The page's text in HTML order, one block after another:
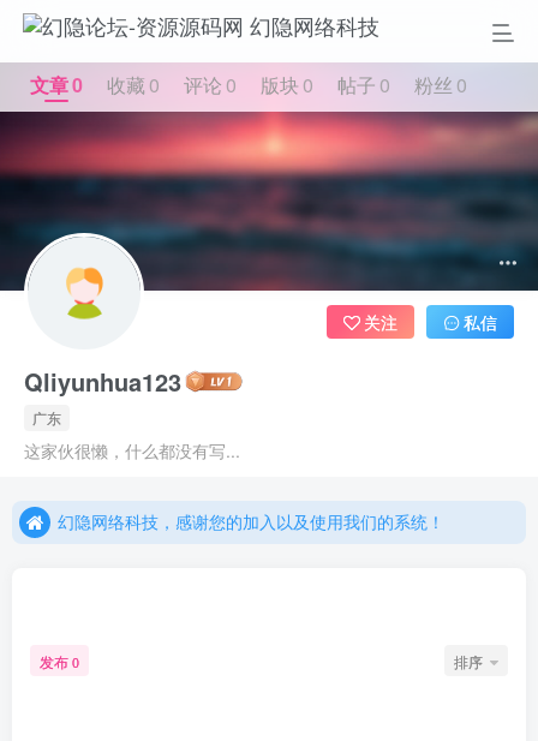
Qliyunhua123
广东
这家伙很懒，什么都没有写...
关注 私信
更多精彩尽在我们的官方网站，欢迎自行进行探索！
幻隐网络科技，感谢您的加入以及使用我们的系统！
幻隐网络科技，感谢您的加入以及使用我们的系统！
文章0 收藏 0 评论 0 版块 0 帖子 0 粉丝 0
发布 0 排序